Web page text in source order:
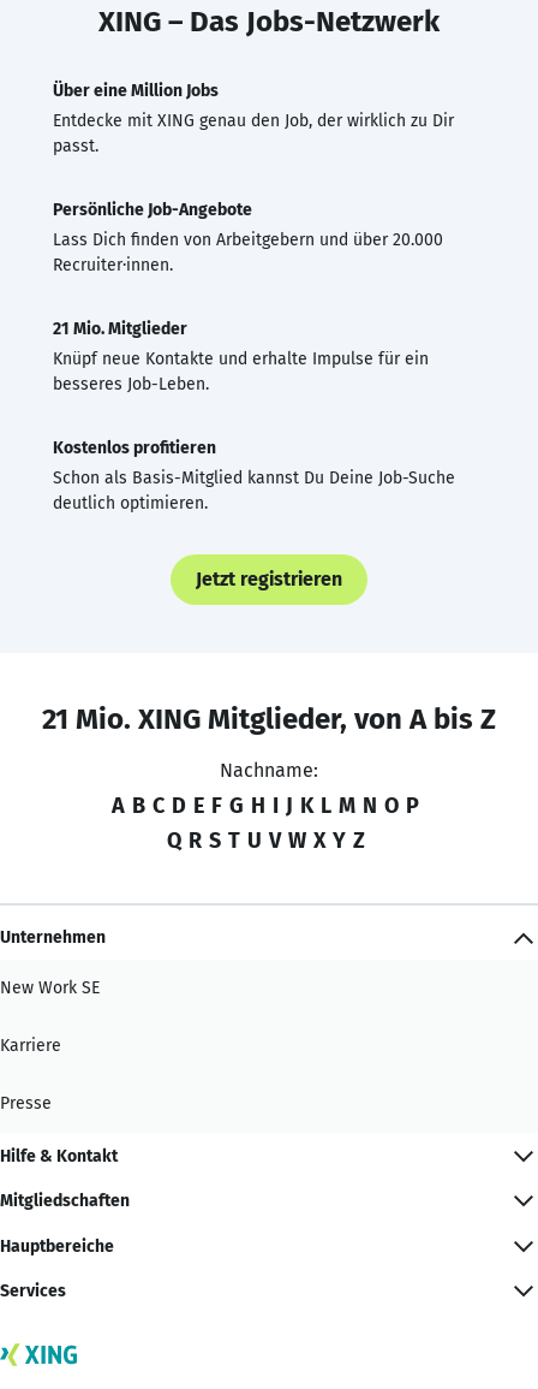
XING – Das Jobs-Netzwerk
Über eine Million Jobs
Entdecke mit XING genau den Job, der wirklich zu Dir
passt.
Persönliche Job-Angebote
Lass Dich finden von Arbeitgebern und über 20.000
Recruiter·innen.
21 Mio. Mitglieder
Knüpf neue Kontakte und erhalte Impulse für ein
besseres Job-Leben.
Kostenlos profitieren
Schon als Basis-Mitglied kannst Du Deine Job-Suche
deutlich optimieren.
Jetzt registrieren
21 Mio. XING Mitglieder, von A bis Z
Nachname:
A B C D E F G H I J K L M N O P
Q R S T U V W X Y Z
Unternehmen
New Work SE
Karriere
Presse
Hilfe & Kontakt
Mitgliedschaften
Hauptbereiche
Services